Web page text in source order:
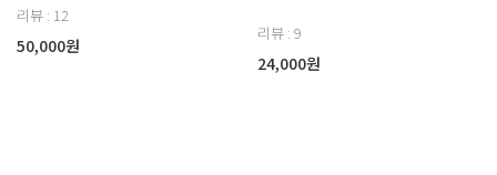
리뷰 : 12
50,000원
리뷰 : 9
24,000원